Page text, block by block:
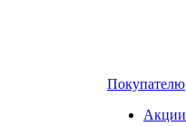
Покупателю
Акции